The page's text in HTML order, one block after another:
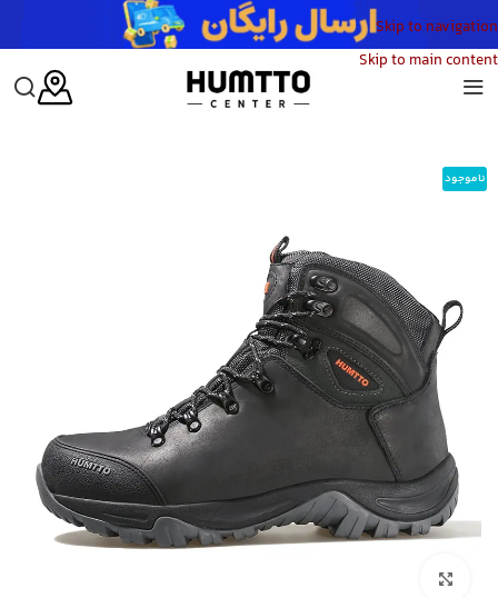
Skip to navigation
Skip to main content
/ کفش کوهنوردی زنانه هامتو مدل HUMTTO 220865B-3
ناموجود